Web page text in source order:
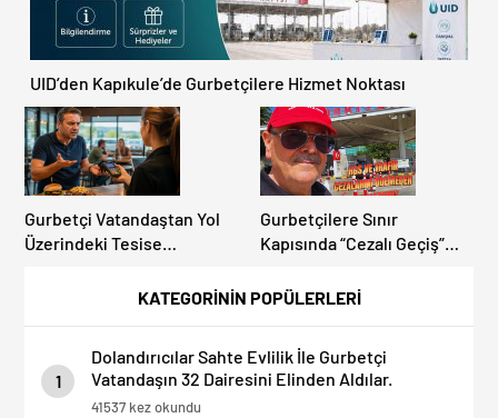
KATEGORİNİN POPÜLERLERİ
1
Dolandırıcılar Sahte Evlilik İle Gurbetçi
Vatandaşın 32 Dairesini Elinden Aldılar.
41537 kez okundu
UID’den Kapıkule’de Gurbetçilere Hizmet Noktası
Gurbetçi Vatandaştan Yol
Üzerindeki Tesise
“Hesabınızı Mutlaka Kontrol
Gurbetçilere Sınır
Kapısında “Cezalı Geçiş”
Dışına Çıkamıyor!